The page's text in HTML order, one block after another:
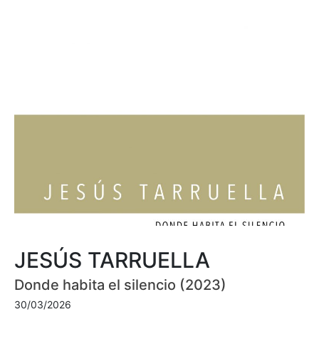
JESÚS TARRUELLA
Donde habita el silencio (2023)
30/03/2026